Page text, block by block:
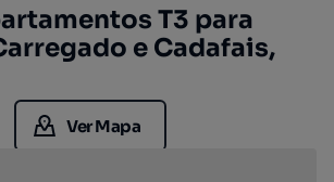
T3 para
e Cadafais,
Ver Mapa